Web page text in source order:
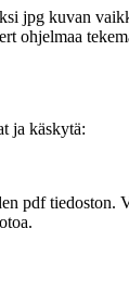
jpg kuvan
ohjelmaa
ja käskytä:
pdf tiedoston.